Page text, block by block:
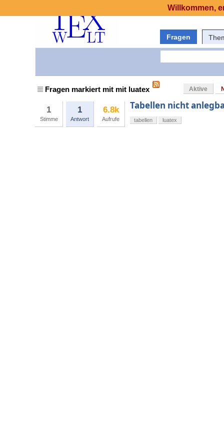
Fragen
Fragen markiert mit mit luatex Aktive
1
Stimme
1
Antwort
6.8k
Aufrufe
Tabellen nicht
tabellen luatex
Willkommen,